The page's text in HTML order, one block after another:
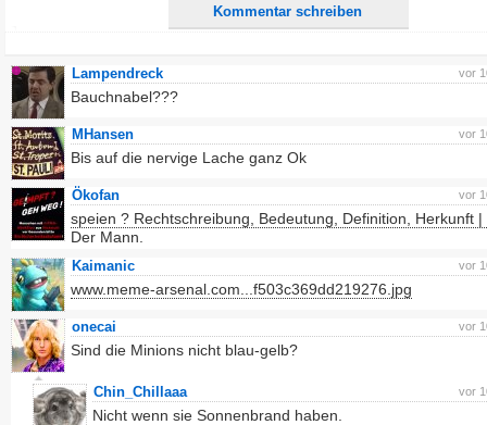
Kommentar schreiben
vor
Lampendreck
Bauchnabel???
vor
MHansen
Bis auf die nervige Lache ganz Ok
vor
Ökofan
speien ? Rechtschreibung, Bedeutung, Definition, Herkunft |
Der Mann.
vor
Kaimanic
www.meme-arsenal.com...f503c369dd219276.jpg
vor
onecai
Sind die Minions nicht blau-gelb?
vor
Chin_Chillaaa
Nicht wenn sie Sonnenbrand haben.